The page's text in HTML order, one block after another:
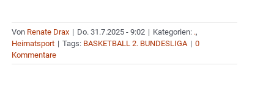
Von Renate Drax | Do. 31.7.2025 - 9:02 | Kategorien: .,
Heimatsport | Tags: BASKETBALL 2. BUNDESLIGA | 0
Kommentare